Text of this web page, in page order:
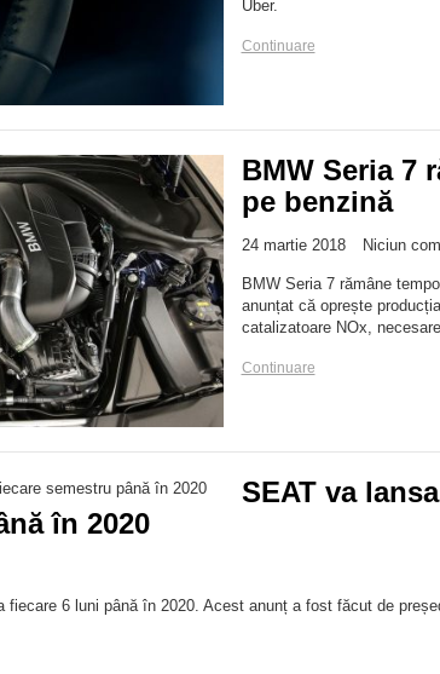
Uber.
Continuare
BMW Seria 7
pe benzină
24 martie 2018 Niciun
BMW Seria 7 rămâne
anunțat că oprește
catalizatoare NOx,
Continuare
SEAT va
în 2020
6 luni până în 2020. Acest anunț a fost făcut de